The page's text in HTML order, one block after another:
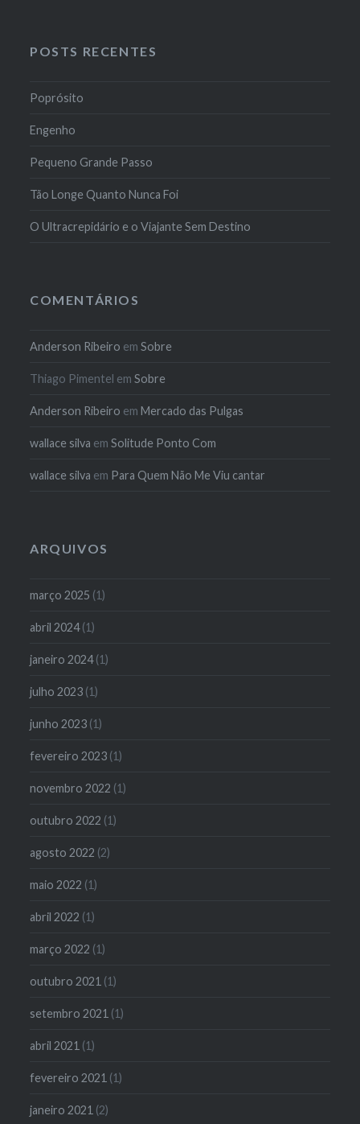
POSTS RECENTES
Poprósito
Engenho
Pequeno Grande Passo
Tão Longe Quanto Nunca Foi
O Ultracrepidário e o Viajante Sem Destino
COMENTÁRIOS
Anderson Ribeiro emSobre
Thiago Pimentel emSobre
Anderson Ribeiro emMercado das Pulgas
wallace silva emSolitude Ponto Com
wallace silva em Para Quem Não Me Viu cantar
ARQUIVOS
março 2025 (1)
abril 2024(1)
janeiro 2024(1)
julho 2023 (1)
junho 2023 (1)
fevereiro 2023 (1)
novembro 2022 (1)
outubro 2022 (1)
agosto 2022 (2)
maio 2022 (1)
abril 2022 (1)
março 2022 (1)
outubro 2021 (1)
setembro 2021 (1)
abril 2021 (1)
fevereiro 2021 (1)
janeiro 2021 (2)